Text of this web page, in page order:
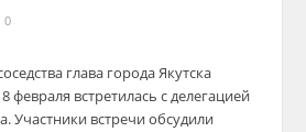
0
глава города Якутска
8 февраля встретилась с делегацией
Участники встречиобсудили